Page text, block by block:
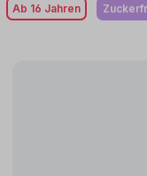
Ab 16 Jahren